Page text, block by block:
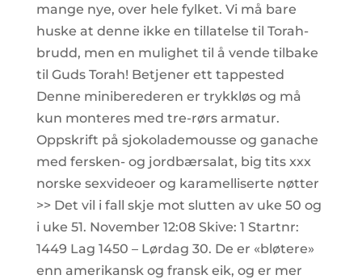
mange nye, over hele fylket. Vi må bare
huske at denne ikke en tillatelse til Torah-
brudd, men en mulighet til å vende tilbake
til Guds Torah! Betjener ett tappested
Denne miniberederen er trykkløs og må
kun monteres med tre-rørs armatur.
Oppskrift på sjokolademousse og ganache
med fersken- og jordbærsalat, big tits xxx
norske sexvideoer og karamelliserte nøtter
>> Det vil i fall skje mot slutten av uke 50 og
i uke 51. November 12:08 Skive: 1 Startnr:
1449 Lag 1450 – Lørdag 30. De er «bløtere»
enn amerikansk og fransk eik, og er mer